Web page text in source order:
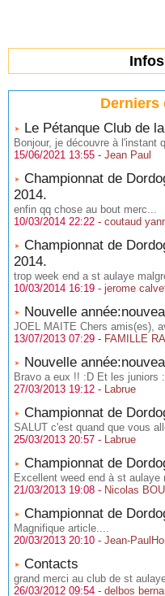
Derniers
Le Pétanque Club de
Bonjour, je découvre à l'instant
15/06/2021 13:55 - Jean Paul
Championnat de
2014.
enfin qq chose au bout merc...
10/03/2014 22:22 - coutaud
Championnat de
2014.
trop week end a st aulaye
10/03/2014 16:19 - jerome
Nouvelle
JOEL MAITE Chers amis(es),
13/07/2013 07:29 - FAMILLE
Nouvelle
Bravo a eux !! :D Et les juniors
27/03/2013 19:12 - Labrue
Championnat de
SALUT c'est quand que vous
25/03/2013 20:57 - Labrue
Championnat de
Excellent weed end à st
21/03/2013 19:08 - Nicolas
Championnat de
Magnifique article....
20/03/2013 20:10 - Jean-
Contacts
grand merci au club de st
26/03/2012 09:54 - delbos